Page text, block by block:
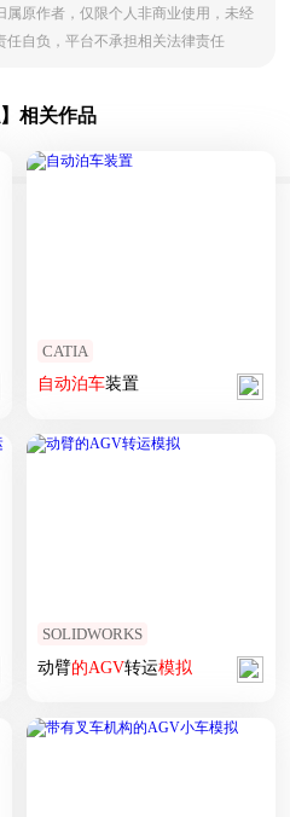
原作者，仅限个人非商业使用，未经
自负，平台不承担相关法律责任
相关作品
CATIA
自动泊车装置
运输模拟
SOLIDWORKS
动臂的AGV转运模拟